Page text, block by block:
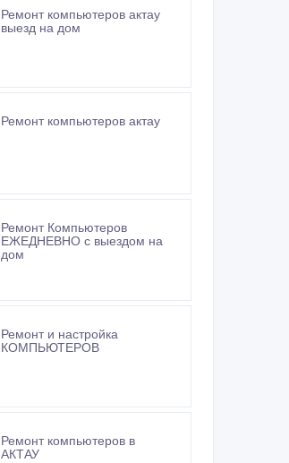
Ремонт компьютеров актау
выезд на дом
Ремонт компьютеров актау
Ремонт Компьютеров
ЕЖЕДНЕВНО с выездом на
дом
Ремонт и настройка
КОМПЬЮТЕРОВ
Ремонт компьютеров в
АКТАУ